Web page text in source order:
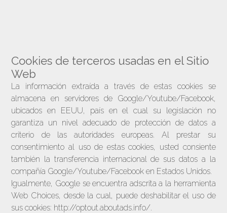
Cookies de terceros usadas en el Sitio
Web
La información extraída a través de estas cookies se
almacena en servidores de Google/Youtube/Facebook,
ubicados en EEUU, país en el cual su legislación no
garantiza un nivel adecuado de protección de datos a
criterio de las autoridades europeas. Al prestar su
consentimiento al uso de estas cookies, usted consiente
también la transferencia internacional de sus datos a la
compañía Google/Youtube/Facebook en Estados Unidos.
Igualmente, Google se encuentra adscrita a la herramienta
Web Choices, desde la cual, puede deshabilitar el uso de
sus cookies: http://optout.aboutads.info/.